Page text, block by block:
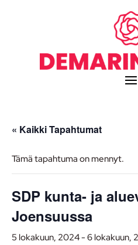
« Kaikki Tapahtumat
Tämä tapahtuma on mennyt.
SDP kunta- ja
Joensuussa
5 lokakuun, 2024- 6 lokakuun,